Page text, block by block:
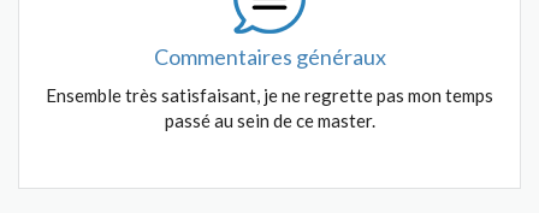
Commentaires généraux
Ensemble très satisfaisant, je ne regrette pas mon temps
passé au sein de ce master.